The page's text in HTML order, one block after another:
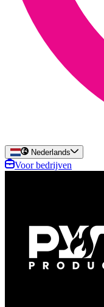
Nederlands
Voor bedrijven